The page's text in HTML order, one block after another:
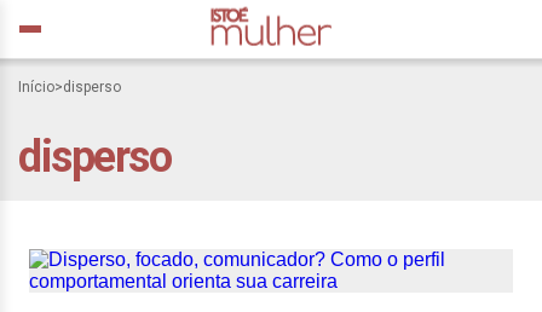
Início>disperso
disperso
Como identificar seu
perfil e as chances de